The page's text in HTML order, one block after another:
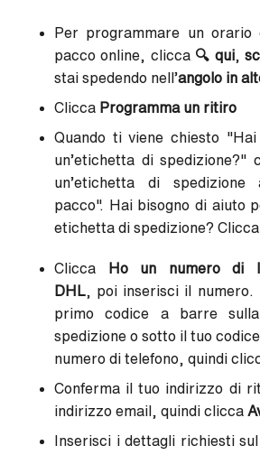
Per programmare un
pacco online, clicca 🔍 qui,
stai spedendo nell’angolo in
Clicca Programma un ritiro
Quando ti viene chiesto "Hai
un’etichetta di spedizione?"
un’etichetta di
pacco". Hai bisogno di aiuto
etichetta di spedizione? Clicca
Clicca
Ho un numero di
DHL
poi inserisci il numero.
primo codice a barre
spedizione o sotto il tuo
numero di telefono, quindi
Conferma il tuo indirizzo di
indirizzo email, quindi clicca
Inserisci i dettagli richiesti